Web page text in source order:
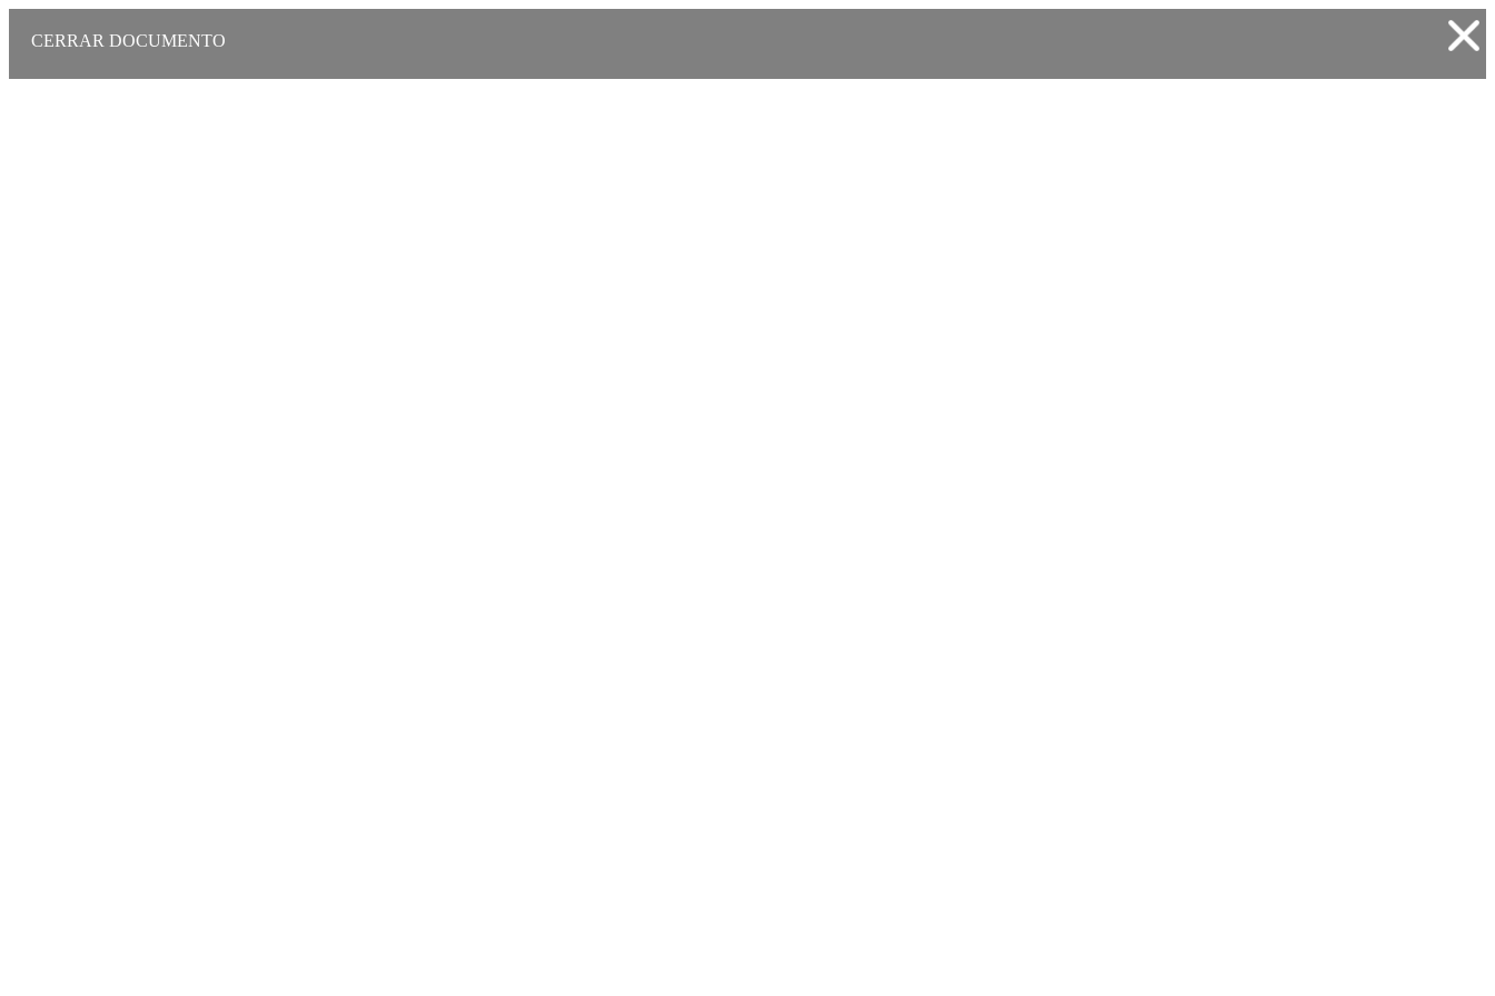
CERRAR DOCUMENTO